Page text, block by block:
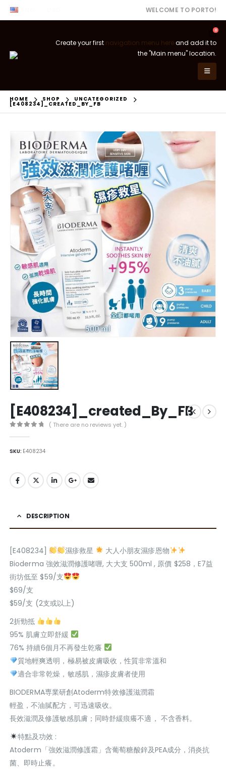
WELCOME TO PORTO!
0
Create your first navigation menu hereand add it to
the "Main menu" location.
HOME SHOP UNCATEGORIZED
[E408234]_CREATED_BY_FB
[E408234]_created_By_FB
( There are no reviews yet. )
SKU: E408234
DESCRIPTION
[E408234] 濕疹救星
大人小朋友濕疹恩物
Bioderma 強效滋潤修護啫喱, 大大支 500ml , 原價 $258，E7益
街坊低至 $59/支
$69/支
$59/支 (2支或以上)
2折勁抵
95% 肌膚立即舒緩
76% 持續6個月不再發生乾癢
質地輕爽透明，極易被皮膚吸收，性質非常溫和
適合非常乾燥，敏感肌，濕疹皮膚者使用
BIODERMA専業研創Atoderm特效修護滋潤霜
輕盈，不油膩配方，可迅速吸收。
長效滋潤及修護敏感肌膚；同時舒緩痕癢不適， 不含香料。
特點及功效 :
Atoderm「強效滋潤修護霜」含葡萄糖酸鋅及PEA成分，消炎抗
菌、即時止癢。